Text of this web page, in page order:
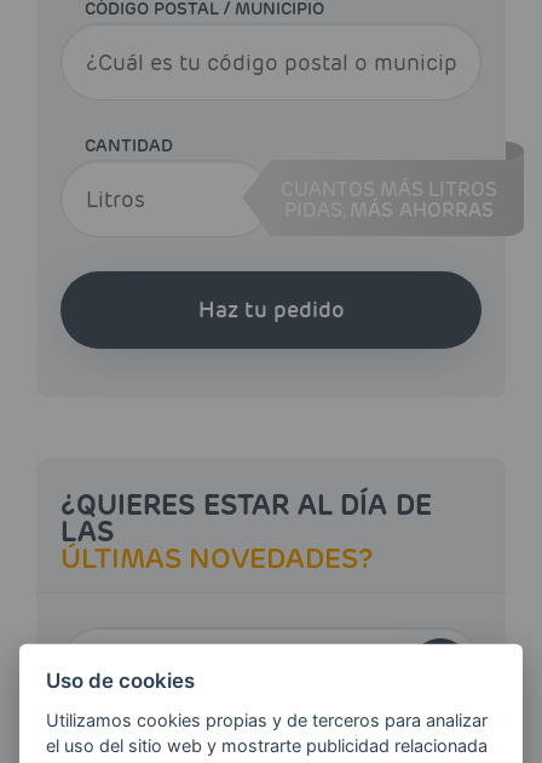
CÓDIGO POSTAL / MUNICIPIO
CANTIDAD
CUANTOS MÁS LITROS
MÁS AHORRAS
Haz tu pedido
¿QUIERES ESTAR AL DÍA DE
LAS
ÚLTIMAS NOVEDADES?
E-MAIL
Quiero recibir las últimas novedades de AVIA
Uso de cookies
Utilizamos cookies propias y de terceros para analizar
el uso del sitio web y mostrarte publicidad relacionada